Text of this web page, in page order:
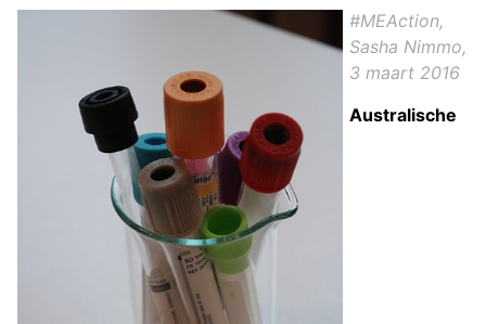
#MEAction,
Sasha Nimmo,
3 maart 2016
Australische